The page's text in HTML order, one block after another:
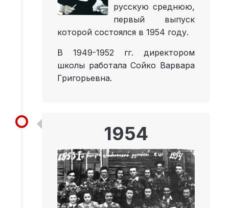
русскую среднюю,
первый выпуск
которой состоялся в 1954 году.
В 1949-1952 гг. директором
школы работала Сойко Варвара
Григорьевна.
1954